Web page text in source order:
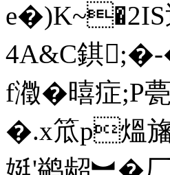
e�)K~�2IS
4A&C錤;�-
f瀓�暿症;P
�.x笟p熅旛